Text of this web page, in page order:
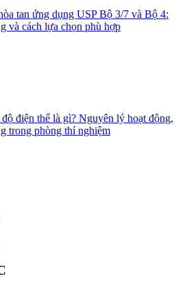
tan ứng dụng USP Bộ 3/7 và Bộ 4:
và cách lựa chọn phù hợp
điện thế là gì? Nguyên lý hoạt động,
trong phòng thí nghiệm